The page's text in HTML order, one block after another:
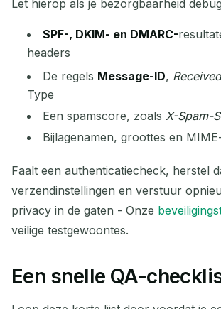
Let hierop als je bezorgbaarheid
SPF-, DKIM- en DMARC-
headers
De regels Message-ID,
Type
Een spamscore, zoals X-Spam-
Bijlagenamen, groottes en
Faalt een authenticatiecheck, herstel
verzendinstellingen en verstuur
privacy in de gaten - Onze
veilige testgewoontes.
Een snelle QA-